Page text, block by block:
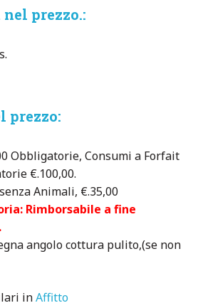
prezzo.:
prezzo:
Obbligatorie, Consumi a Forfait
€.100,00.
Animali, €.35,00
Rimborsabile a fine
angolo cottura pulito,(se non
inAffitto